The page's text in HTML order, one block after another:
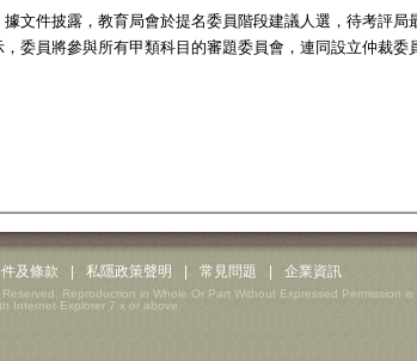
件披露，教育局會於提名委員階段建議人選，待考評局
，委員將參與所有甲類科目的審題委員會，連同設立仲裁委
及條款 私隱政策聲明 常見問題 企業資訊
Reproduction in Whole Or Part Without Expressed Permission is
Internet Explorer 7.x or above.